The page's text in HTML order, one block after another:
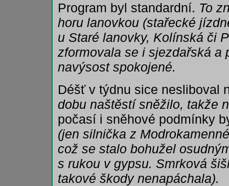
Program byl standardní. To
horu lanovkou (stařecké
u Staré lanovky, Kolínská či
zformovala se i sjezdařská a
navýsost spokojené.
Déšť v týdnu sice nesliboval
dobu naštěstí sněžilo, takže
počasí i sněhové podmínky
(jen silnička z
což se stalo bohužel
s rukou v gypsu. Smrková
takové škody nenapáchala).